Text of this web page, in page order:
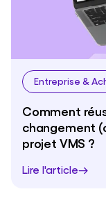
Entreprise &
Comment
changement
projet VMS ?
Lire l'article